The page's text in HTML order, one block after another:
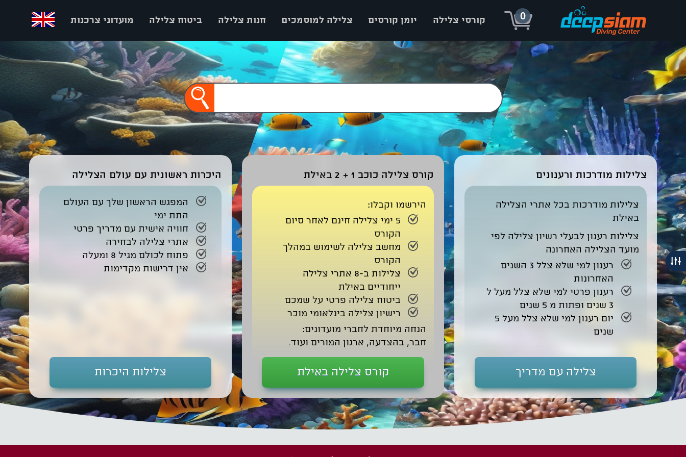
0 קורסי צלילה יומן קורסים צלילה למוסמכים חנות צלילה ביטוח צלילה מועדוני צרכנות
צלילות מודרכות ורענונים
צלילות מודרכות בכל אתרי הצלילה
באילת
צלילות רענון לבעלי רשיון צלילה לפי
מועד הצלילה האחרונה
רענון למי שלא צלל 3 השנים
האחרונות
רענון פרטי למי שלא צלל מעל ל
3 שנים ופתות מ 5 שנים
יום רענון למי שלא צלל מעל 5
שנים
צלילה עם מדריך
קורס צלילה כוכב 1 + 2 באילת
הירשמו וקבלו:
5 ימי צלילה חינם לאחר סיום
הקורס
מחשב צלילה לשימוש במהלך
הקורס
צלילות ב-8 אתרי צלילה
ייחודיים באילת
ביטוח צלילה פרטי על שמכם
רישיון צלילה בינלאומי מוכר
הנחה מיוחדת לחברי מועדונים:
חבר, בהצדעה, ארגון המורים ועוד.
קורס צלילה באילת
היכרות ראשונית עם עולם הצלילה
המפגש הראשון שלך עם העולם
התת ימי
חוויה אישית עם מדריך פרטי
אתרי צלילה לבחירה
פתוח לכולם מגיל 8 ומעלה
אין דרישות מקדימות
צלילות היכרות
מועדון צלילה דיפסיאם - קורסי צלילה ושירותי צלילה